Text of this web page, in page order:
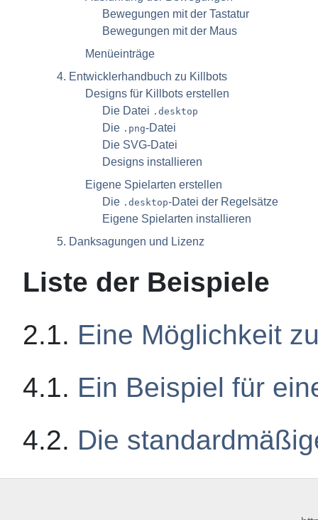
Bewegungen mit der Tastatur
Bewegungen mit der Maus
Menüeinträge
4. Entwicklerhandbuch zu Killbots
Designs für Killbots erstellen
Die Datei .desktop
Die .png-Datei
Die SVG-Datei
Designs installieren
Eigene Spielarten erstellen
Die .desktop-Datei der Regelsätze
Eigene Spielarten installieren
5. Danksagungen und Lizenz
Liste der Beispiele
2.1. Eine Möglichkeit
4.1. Ein Beispiel für
4.2. Die